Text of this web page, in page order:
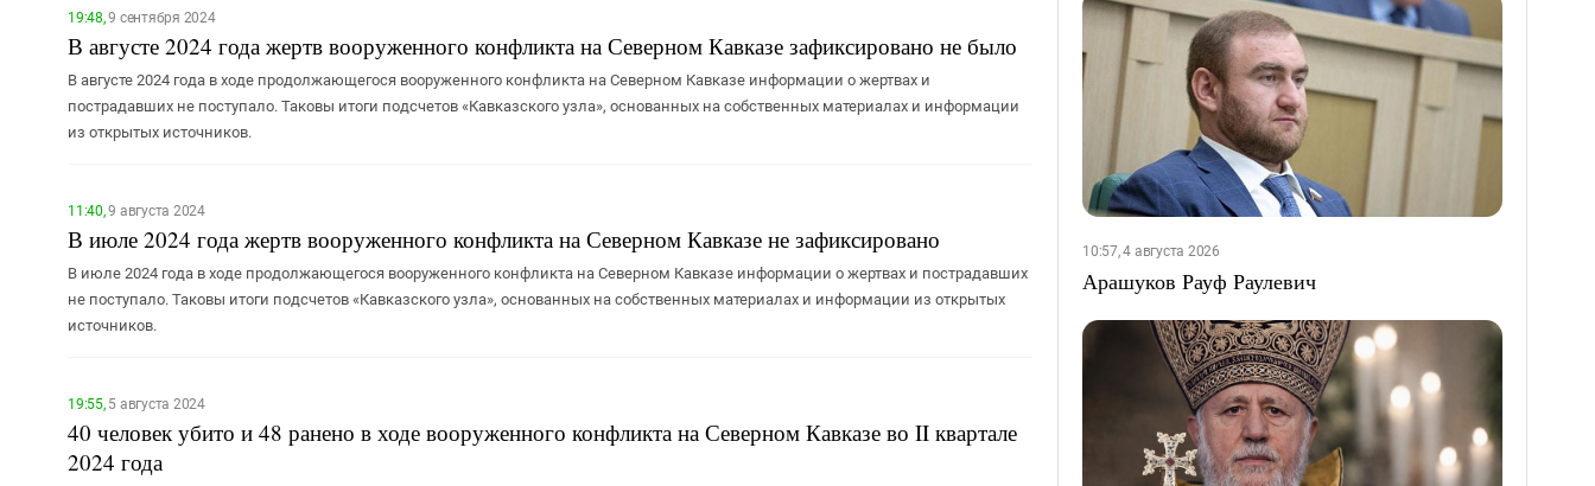
19:48,9 сентября 2024
В августе 2024 года жертв вооруженного конфликта на Северном Кавказе зафиксировано не было
В августе 2024 года в ходе продолжающегося вооруженного конфликта на Северном Кавказе информации о жертвах и
пострадавших не поступало. Таковы итоги подсчетов «Кавказского узла», основанных на собственных материалах и информации
из открытых источников.
11:40,9 августа 2024
В июле 2024 года жертв вооруженного конфликта на Северном Кавказе не зафиксировано
В июле 2024 года в ходе продолжающегося вооруженного конфликта на Северном Кавказе информации о жертвах и пострадавших
не поступало. Таковы итоги подсчетов «Кавказского узла», основанных на собственных материалах и информации из открытых
источников.
19:55,5 августа 2024
40 человек убито и 48 ранено в ходе вооруженного конфликта на Северном Кавказе во II квартале
2024 года
10:57, 4 августа 2026
Арашуков Рауф Раулевич